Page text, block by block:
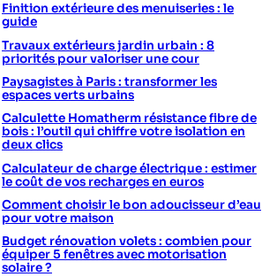
Finition extérieure des menuiseries : le
guide
Travaux extérieurs jardin urbain : 8
priorités pour valoriser une cour
Paysagistes à Paris : transformer les
espaces verts urbains
Calculette Homatherm résistance fibre de
bois : l’outil qui chiffre votre isolation en
deux clics
Calculateur de charge électrique : estimer
le coût de vos recharges en euros
Comment choisir le bon adoucisseur d’eau
pour votre maison
Budget rénovation volets : combien pour
équiper 5 fenêtres avec motorisation
solaire ?